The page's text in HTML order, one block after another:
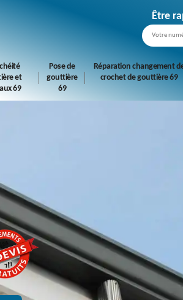
Être
et
69
Pose de
gouttière
69
Réparation changement
crochet de gouttière 69